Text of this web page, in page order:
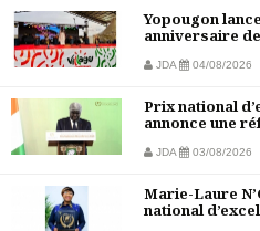
Yopougon
anniversaire
JDA 04/08/2026
Prix national
annonce une
JDA 03/08/2026
Marie-Laure
national